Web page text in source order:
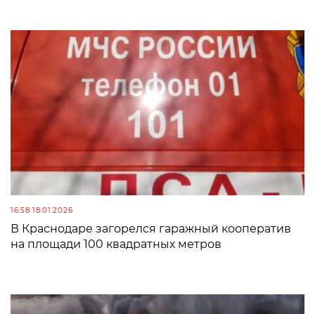
16:58 18.01.2026
В Краснодаре загорелся гаражный кооператив
на площади 100 квадратных метров